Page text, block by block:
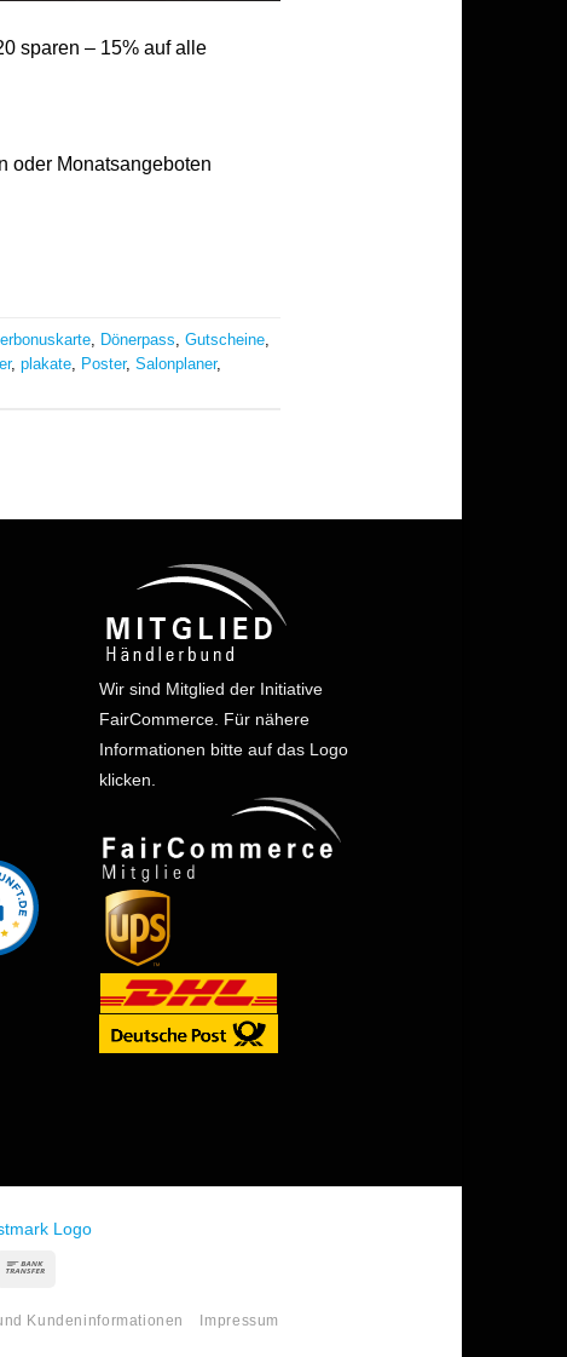
sparen – 15% auf alle
oder Monatsangeboten
Dönerpass Gutscheine
, plakate Poster, Salonplaner,
Wir sind Mitglied der Initiative
FairCommerce.
Für nähere
Informationen bitte auf das Logo
klicken.
Kundeninformationen Impressum